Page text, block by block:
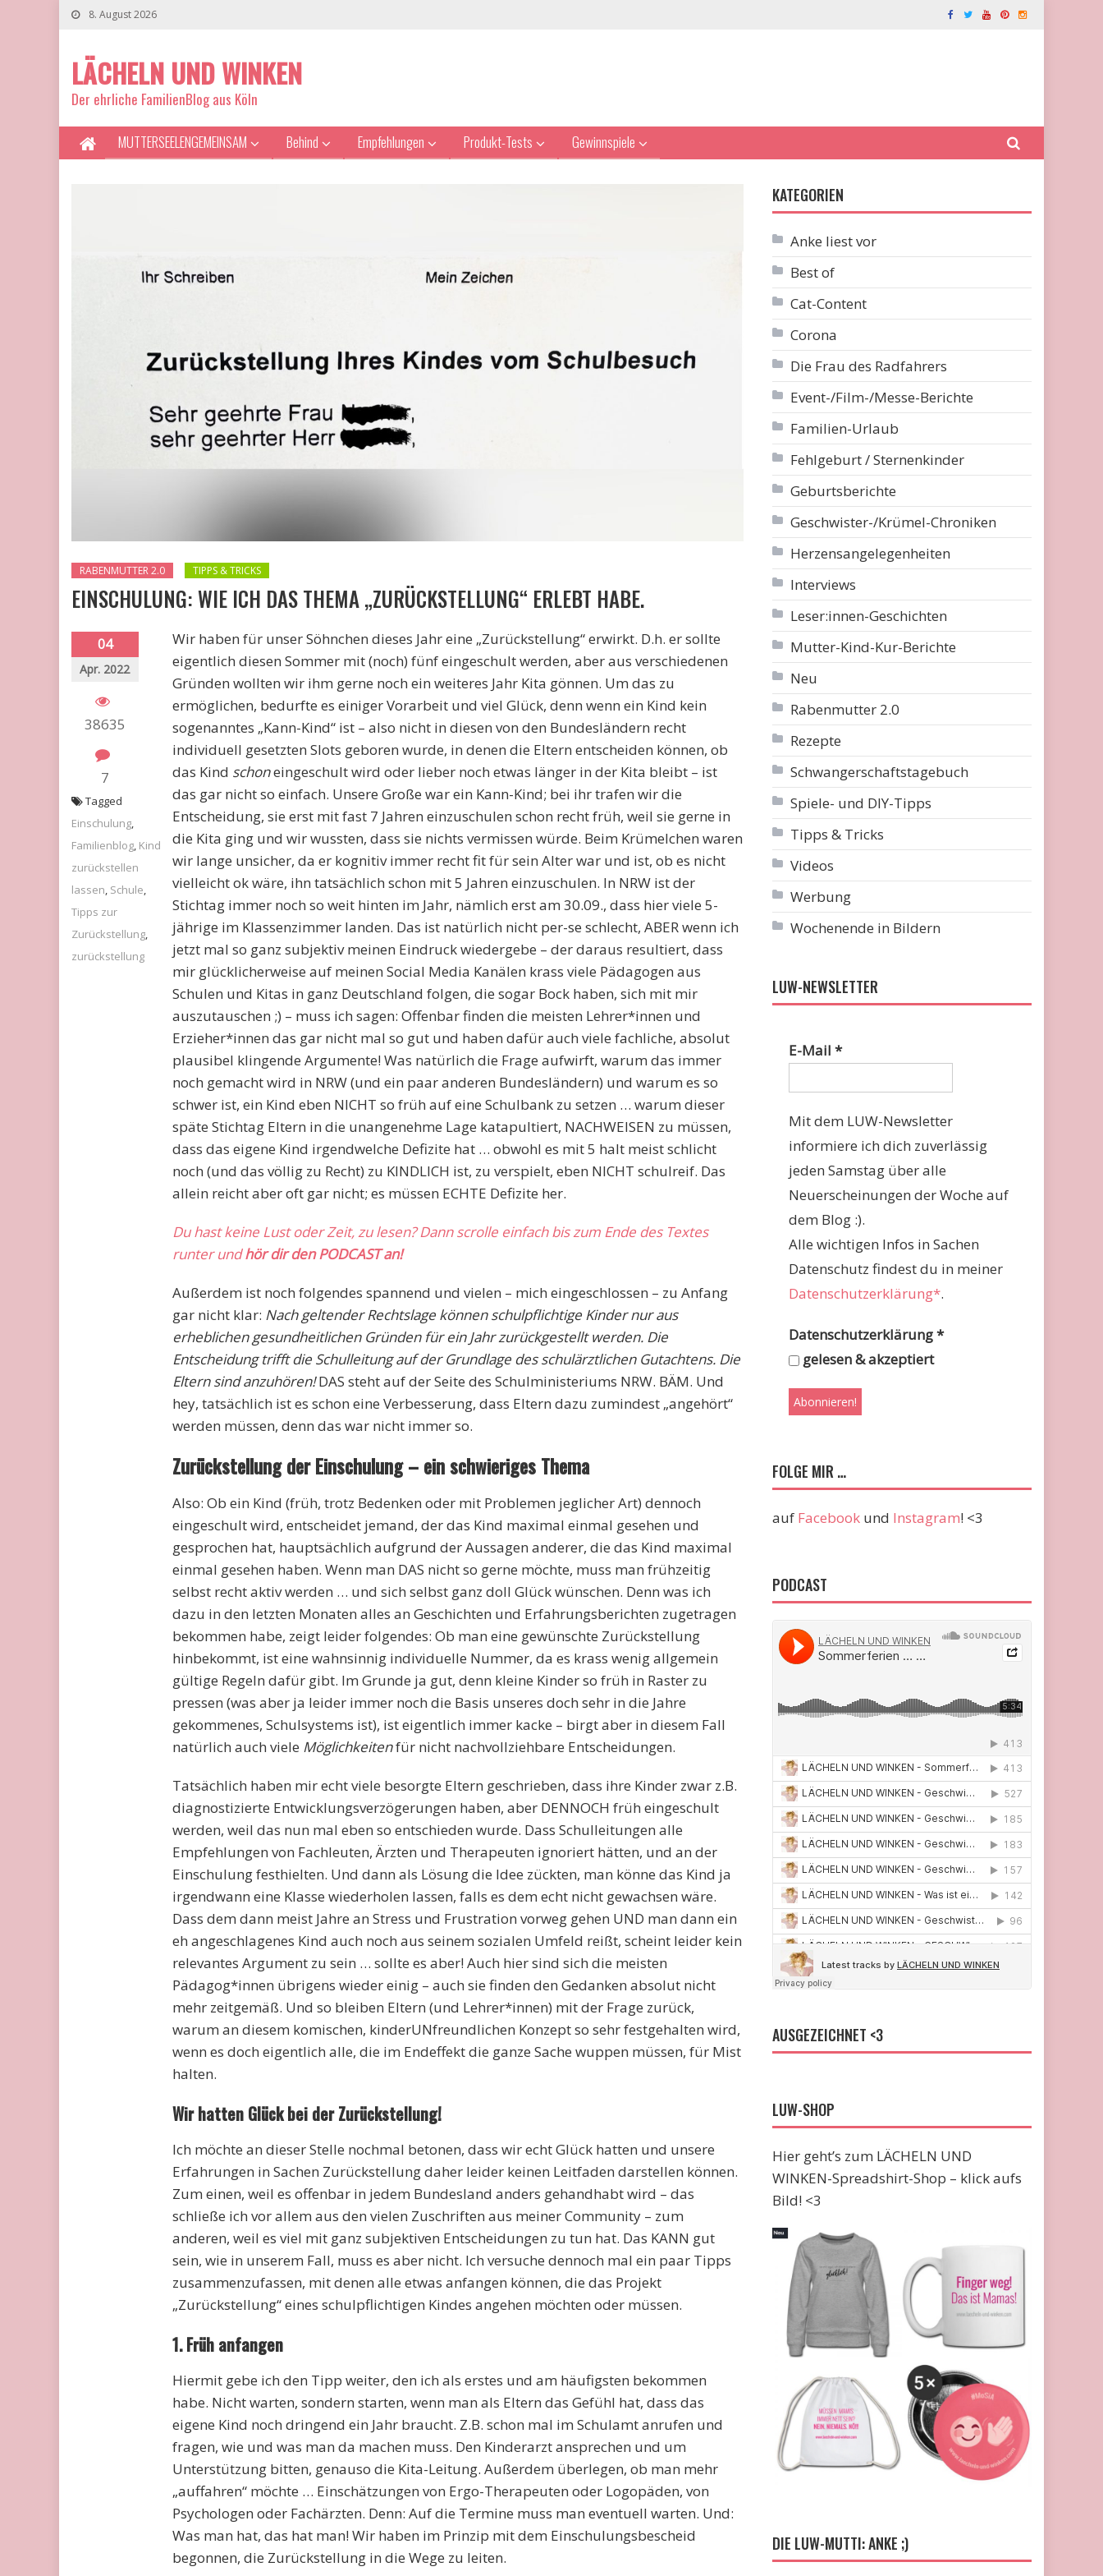
8. August 2026
LÄCHELN UND WINKEN
Der ehrliche FamilienBlog aus Köln
MUTTERSEELENGEMEINSAM Behind Empfehlungen Produkt-Tests Gewinnspiele
RABENMUTTER 2.0 TIPPS & TRICKS
EINSCHULUNG: WIE ICH DAS THEMA „ZURÜCKSTELLUNG“ ERLEBT HABE.
04
Apr. 2022
38635
7
Wir haben für unser Söhnchen dieses Jahr eine „Zurückstellung“ erwirkt. D.h. er sollte
eigentlich diesen Sommer mit (noch) fünf eingeschult werden, aber aus verschiedenen
Gründen wollten wir ihm gerne noch ein weiteres Jahr Kita gönnen. Um das zu
ermöglichen, bedurfte es einiger Vorarbeit und viel Glück, denn wenn ein Kind kein
sogenanntes „Kann-Kind“ ist – also nicht in diesen von den Bundesländern recht
individuell gesetzten Slots geboren wurde, in denen die Eltern entscheiden können, ob
das Kind schoneingeschult wird oder lieber noch etwas länger in der Kita bleibt – ist
das gar nicht so einfach. Unsere Große war ein Kann-Kind; bei ihr trafen wir die
Entscheidung, sie erst mit fast 7 Jahren einzuschulen schon recht früh, weil sie gerne in
die Kita ging und wir wussten, dass sie nichts vermissen würde. Beim Krümelchen waren
wir lange unsicher, da er kognitiv immer recht fit für sein Alter war und ist, ob es nicht
vielleicht ok wäre, ihn tatsächlich schon mit 5 Jahren einzuschulen. In NRW ist der
Stichtag immer noch so weit hinten im Jahr, nämlich erst am 30.09., dass hier viele 5-
jährige im Klassenzimmer landen. Das ist natürlich nicht per-se schlecht, ABER wenn ich
jetzt mal so ganz subjektiv meinen Eindruck wiedergebe – der daraus resultiert, dass
mir glücklicherweise auf meinen Social Media Kanälen krass viele Pädagogen aus
Schulen und Kitas in ganz Deutschland folgen, die sogar Bock haben, sich mit mir
auszutauschen ;) – muss ich sagen: Offenbar finden die meisten Lehrer*innen und
Erzieher*innen das gar nicht mal so gut und haben dafür auch viele fachliche, absolut
plausibel klingende Argumente! Was natürlich die Frage aufwirft, warum das immer
noch gemacht wird in NRW (und ein paar anderen Bundesländern) und warum es so
schwer ist, ein Kind eben NICHT so früh auf eine Schulbank zu setzen … warum dieser
späte Stichtag Eltern in die unangenehme Lage katapultiert, NACHWEISEN zu müssen,
dass das eigene Kind irgendwelche Defizite hat … obwohl es mit 5 halt meist schlicht
noch (und das völlig zu Recht) zu KINDLICH ist, zu verspielt, eben NICHT schulreif. Das
allein reicht aber oft gar nicht; es müssen ECHTE Defizite her.
Du hast keine Lust oder Zeit, zu lesen? Dann scrolle einfach bis zum Ende des Textes
runter undhör dir den PODCAST an!
Außerdem ist noch folgendes spannend und vielen – mich eingeschlossen – zu Anfang
gar nicht klar: Nach geltender Rechtslage können schulpflichtige Kinder nur aus
erheblichen gesundheitlichen Gründen für ein Jahr zurückgestellt werden. Die
Entscheidung trifft die Schulleitung auf der Grundlage des schulärztlichen Gutachtens. Die
Eltern sind anzuhören!DAS steht auf der Seite des Schulministeriums NRW. BÄM. Und
hey, tatsächlich ist es schon eine Verbesserung, dass Eltern dazu zumindest „angehört“
werden müssen, denn das war nicht immer so.
Zurückstellung der Einschulung – ein schwieriges Thema
Also: Ob ein Kind (früh, trotz Bedenken oder mit Problemen jeglicher Art) dennoch
eingeschult wird, entscheidet jemand, der das Kind maximal einmal gesehen und
gesprochen hat, hauptsächlich aufgrund der Aussagen anderer, die das Kind maximal
einmal gesehen haben. Wenn man DAS nicht so gerne möchte, muss man frühzeitig
selbst recht aktiv werden … und sich selbst ganz doll Glück wünschen. Denn was ich
dazu in den letzten Monaten alles an Geschichten und Erfahrungsberichten zugetragen
bekommen habe, zeigt leider folgendes: Ob man eine gewünschte Zurückstellung
hinbekommt, ist eine wahnsinnig individuelle Nummer, da es krass wenig allgemein
gültige Regeln dafür gibt. Im Grunde ja gut, denn kleine Kinder so früh in Raster zu
pressen (was aber ja leider immer noch die Basis unseres doch sehr in die Jahre
gekommenes, Schulsystems ist), ist eigentlich immer kacke – birgt aber in diesem Fall
natürlich auch viele Möglichkeitenfür nicht nachvollziehbare Entscheidungen.
Tatsächlich haben mir echt viele besorgte Eltern geschrieben, dass ihre Kinder zwar z.B.
diagnostizierte Entwicklungsverzögerungen haben, aber DENNOCH früh eingeschult
werden, weil das nun mal eben so entschieden wurde. Dass Schulleitungen alle
Empfehlungen von Fachleuten, Ärzten und Therapeuten ignoriert hätten, und an der
Einschulung festhielten. Und dann als Lösung die Idee zückten, man könne das Kind ja
irgendwann eine Klasse wiederholen lassen, falls es dem echt nicht gewachsen wäre.
Dass dem dann meist Jahre an Stress und Frustration vorweg gehen UND man dann ein
eh angeschlagenes Kind auch noch aus seinem sozialen Umfeld reißt, scheint leider kein
relevantes Argument zu sein … sollte es aber! Auch hier sind sich die meisten
Pädagog*innen übrigens wieder einig – auch sie finden den Gedanken absolut nicht
mehr zeitgemäß. Und so bleiben Eltern (und Lehrer*innen) mit der Frage zurück,
warum an diesem komischen, kinderUNfreundlichen Konzept so sehr festgehalten wird,
wenn es doch eigentlich alle, die im Endeffekt die ganze Sache wuppen müssen, für Mist
halten.
Wir hatten Glück bei der Zurückstellung!
Ich möchte an dieser Stelle nochmal betonen, dass wir echt Glück hatten und unsere
Erfahrungen in Sachen Zurückstellung daher leider keinen Leitfaden darstellen können.
Zum einen, weil es offenbar in jedem Bundesland anders gehandhabt wird – das
schließe ich vor allem aus den vielen Zuschriften aus meiner Community – zum
anderen, weil es viel mit ganz subjektiven Entscheidungen zu tun hat. Das KANN gut
sein, wie in unserem Fall, muss es aber nicht. Ich versuche dennoch mal ein paar Tipps
zusammenzufassen, mit denen alle etwas anfangen können, die das Projekt
„Zurückstellung“ eines schulpflichtigen Kindes angehen möchten oder müssen.
1. Früh anfangen
Hiermit gebe ich den Tipp weiter, den ich als erstes und am häufigsten bekommen
habe. Nicht warten, sondern starten, wenn man als Eltern das Gefühl hat, dass das
eigene Kind noch dringend ein Jahr braucht. Z.B. schon mal im Schulamt anrufen und
fragen, wie und was man da machen muss. Den Kinderarzt ansprechen und um
Unterstützung bitten, genauso die Kita-Leitung. Außerdem überlegen, ob man mehr
„auffahren“ möchte … Einschätzungen von Ergo-Therapeuten oder Logopäden, von
Psychologen oder Fachärzten. Denn: Auf die Termine muss man eventuell warten. Und:
Was man hat, das hat man! Wir haben im Prinzip mit dem Einschulungsbescheid
begonnen, die Zurückstellung in die Wege zu leiten.
Tagged
Einschulung
Familienblog Kind
zurückstellen
lassen Schule
Tipps zur
Zurückstellung
zurückstellung
KATEGORIEN
Anke liest vor
Best of
Cat-Content
Corona
Die Frau des Radfahrers
Event-/Film-/Messe-Berichte
Familien-Urlaub
Fehlgeburt / Sternenkinder
Geburtsberichte
Geschwister-/Krümel-Chroniken
Herzensangelegenheiten
Interviews
Leser:innen-Geschichten
Mutter-Kind-Kur-Berichte
Neu
Rabenmutter 2.0
Rezepte
Schwangerschaftstagebuch
Spiele- und DIY-Tipps
Tipps & Tricks
Videos
Werbung
Wochenende in Bildern
LUW-NEWSLETTER
E-Mail*
Mit dem LUW-Newsletter
informiere ich dich zuverlässig
jeden Samstag über alle
Neuerscheinungen der Woche auf
dem Blog :).
Alle wichtigen Infos in Sachen
Datenschutz findest du in meiner
Datenschutzerklärung*.
Datenschutzerklärung*
gelesen & akzeptiert
FOLGE MIR …
auf Facebook und Instagram! <3
PODCAST
AUSGEZEICHNET <3
LUW-SHOP
Hier geht’s zum LÄCHELN UND
WINKEN-Spreadshirt-Shop – klick aufs
Bild! <3
DIE LUW-MUTTI: ANKE ;)